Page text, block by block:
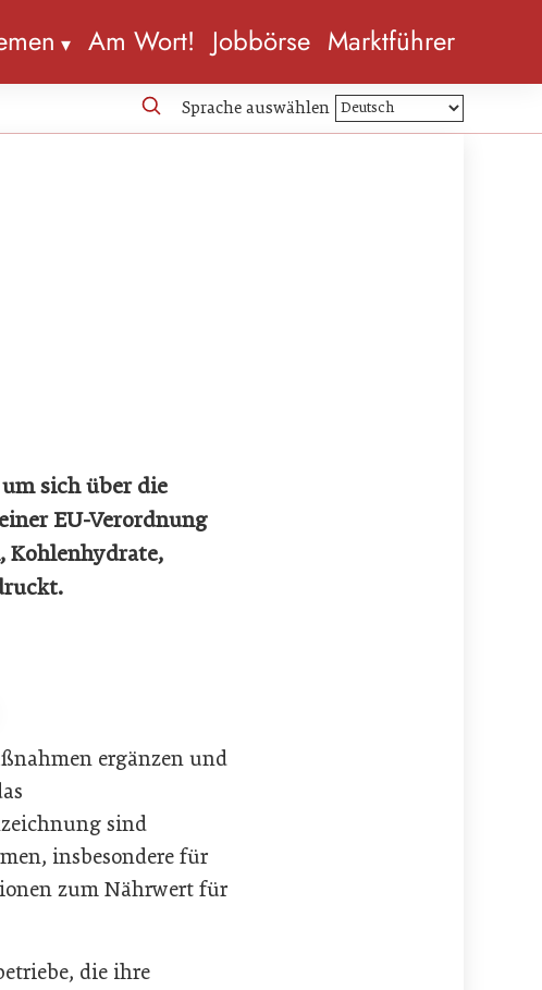
Am Wort! Jobbörse Marktführer
Sprache auswählen
sich über die
EU-Verordnung
Kohlenhydrate,
ergänzen und
sind
insbesondere für
zum Nährwert für
die ihre